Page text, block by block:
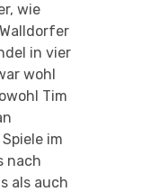
wie
in vier
wohl
Tim
im
nach
als auch